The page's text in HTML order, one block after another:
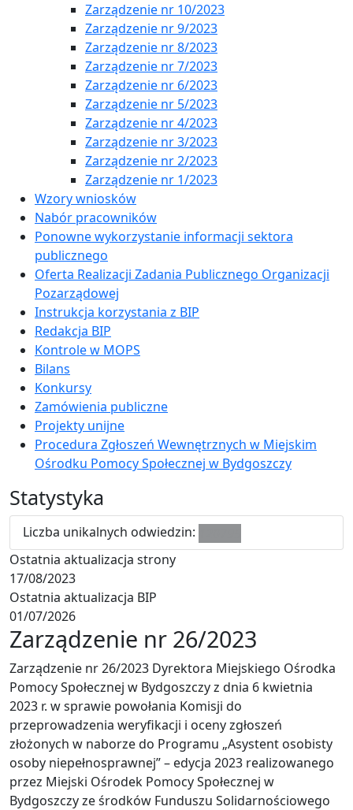
Zarządzenie nr 26/2023
Zarządzenie nr 26/2023 Dyrektora Miejskiego Ośrodka
Pomocy Społecznej w Bydgoszczy z dnia 6 kwietnia
2023 r. w sprawie powołania Komisji do
przeprowadzenia weryfikacji i oceny zgłoszeń
złożonych w naborze do Programu „Asystent osobisty
osoby niepełnosprawnej” – edycja 2023 realizowanego
przez Miejski Ośrodek Pomocy Społecznej w
Bydgoszczy ze środków Funduszu Solidarnościowego
Zarządzenie nr 10/2023
Zarządzenie nr 9/2023
Zarządzenie nr 8/2023
Zarządzenie nr 7/2023
Zarządzenie nr 6/2023
Zarządzenie nr 5/2023
Zarządzenie nr 4/2023
Zarządzenie nr 3/2023
Zarządzenie nr 2/2023
Zarządzenie nr 1/2023
Wzory wniosków
Nabór pracowników
Ponowne wykorzystanie informacji sektora
publicznego
Oferta Realizacji Zadania Publicznego Organizacji
Pozarządowej
Instrukcja korzystania z BIP
Redakcja BIP
Kontrole w MOPS
Bilans
Konkursy
Zamówienia publiczne
Projekty unijne
Procedura Zgłoszeń Wewnętrznych w Miejskim
Ośrodku Pomocy Społecznej w Bydgoszczy
Statystyka
Liczba unikalnych odwiedzin:
Ostatnia aktualizacja strony
17/08/2023
Ostatnia aktualizacja BIP
01/07/2026